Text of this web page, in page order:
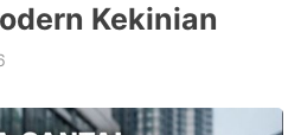
Kekinian